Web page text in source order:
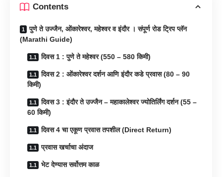
Contents
पुणे ते उज्जैन, ओंकारेश्वर, महेश्वर व इंदौर । संपूर्ण रोड ट्रिप प्लॅन
(Marathi Guide)
दिवस 1 : पुणे ते महेश्वर (550 – 580 किमी)
दिवस 2 : ओंकारेश्वर दर्शन आणि इंदौर कडे प्रवास (80 – 90
किमी)
दिवस 3 : इंदौर ते उज्जैन – महाकालेश्वर ज्योतिर्लिंग दर्शन (55 –
60 किमी)
दिवस 4 चा एकूण प्रवास तपशील (Direct Return)
प्रवास खर्चाचा अंदाज
भेट देण्यास सर्वोत्तम काळ